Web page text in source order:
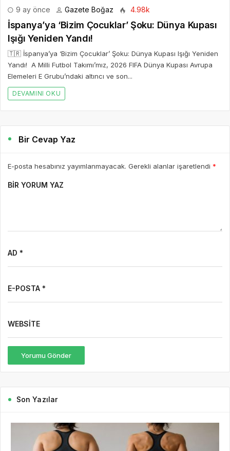
9 ay önce Gazete Boğaz 4.98k
İspanya’ya ‘Bizim Çocuklar’ Şoku: Dünya Kupası
Işığı Yeniden Yandı!
🇹🇷 İspanya’ya ‘Bizim Çocuklar’ Şoku: Dünya Kupası Işığı Yeniden
Yandı! A Milli Futbol Takımı’mız, 2026 FIFA Dünya Kupası Avrupa
Elemeleri E Grubu’ndaki altıncı ve son...
DEVAMINI OKU
Bir Cevap Yaz
E-posta hesabınız yayımlanmayacak. Gerekli alanlar işaretlendi *
BIR YORUM YAZ
AD *
E-POSTA *
WEBSITE
Yorumu Gönder
Son Yazılar